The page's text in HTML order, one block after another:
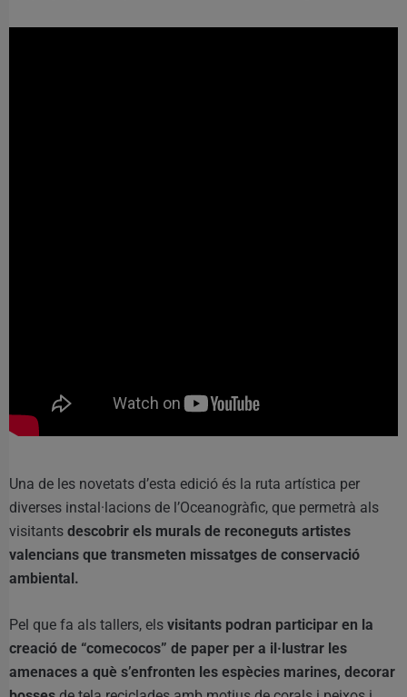
Una de les novetats d’esta edició és la ruta artística per
diverses instal·lacions de l’Oceanogràfic, que permetrà als
visitants descobrir els murals de reconeguts artistes
valencians que transmeten missatges de conservació
ambiental.
Pel que fa als tallers, els visitants podran participar en la
creació de “comecocos” de paper per a il·lustrar les
amenaces a què s’enfronten les espècies marines, decorar